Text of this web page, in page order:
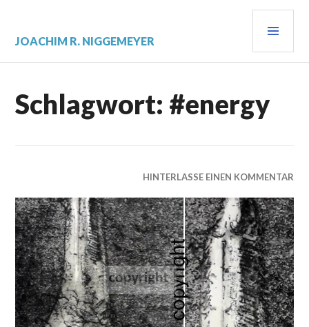
springen
JOACHIM R. NIGGEMEYER
Schlagwort: #energy
HINTERLASSE EINEN KOMMENTAR